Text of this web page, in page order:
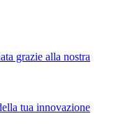
grazie alla nostra
tua innovazione